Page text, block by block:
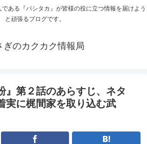
ある『バシタカ』が皆様の役に立つ情報を届けよう
と頑張るブログです。
ぎのカクカク情報局
』第２話のあらすじ、ネタ
実に梶間家を取り込む武